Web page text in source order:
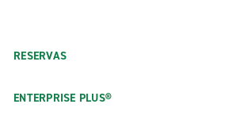
RESERVAS
ENTERPRISE PLUS®